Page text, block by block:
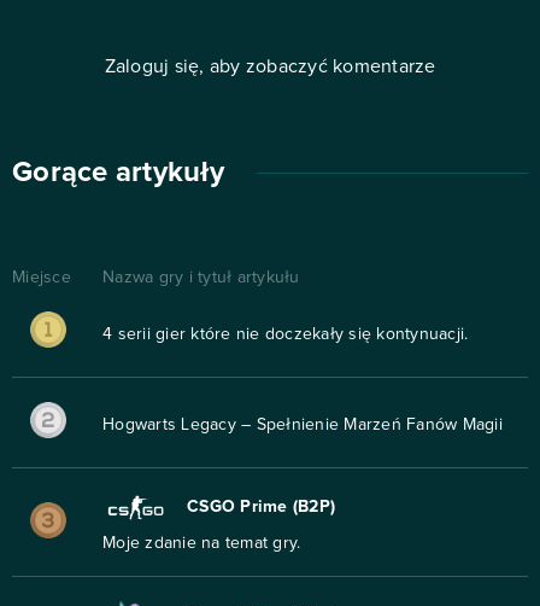
Zaloguj się, aby zobaczyć komentarze
Gorące artykuły
Miejsce Nazwa gry i tytuł artykułu
4 serii gier które nie doczekały się kontynuacji.
Hogwarts Legacy – Spełnienie Marzeń Fanów Magii
CSGO Prime (B2P)
Moje zdanie na temat gry.